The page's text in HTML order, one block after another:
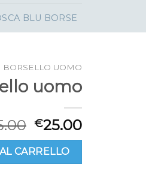
BLU BORSE
BORSELLO UOMO
uomo
€25.00
CARRELLO